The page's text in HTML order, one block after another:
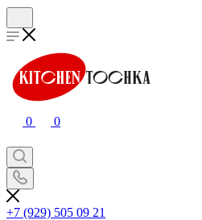
0 0
+7 (929) 505 09 21